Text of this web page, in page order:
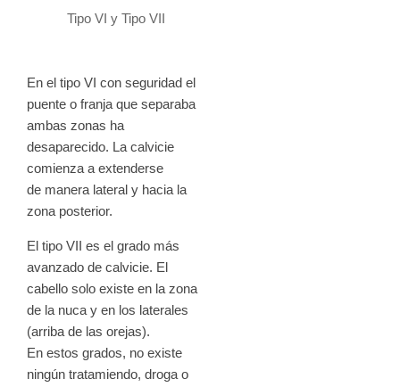
Tipo VI y Tipo VII
En el tipo VI con seguridad el
puente o franja que separaba
ambas zonas ha
desaparecido. La calvicie
comienza a extenderse
de manera lateral y hacia la
zona posterior.
El tipo VII es el grado más
avanzado de calvicie. El
cabello solo existe en la zona
de la nuca y en los laterales
(arriba de las orejas).
En estos grados, no existe
ningún tratamiendo, droga o